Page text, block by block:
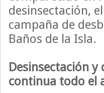
desinsectación,
campaña de
Baños de la Isla.
Desinsectación
continua todo el